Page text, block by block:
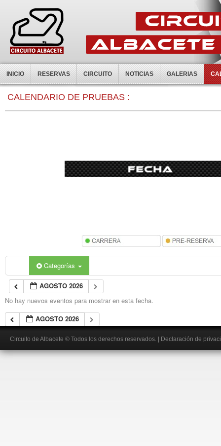
INICIO RESERVAS CIRCUITO NOTICIAS GALERIAS
CALENDARIO DE PRUEBAS :
Categorías
AGOSTO 2026
No hay nuevos eventos para mostrar en esta fecha.
AGOSTO 2026
Circuito de Albacete © Todos los derechos reservados. Declaración de